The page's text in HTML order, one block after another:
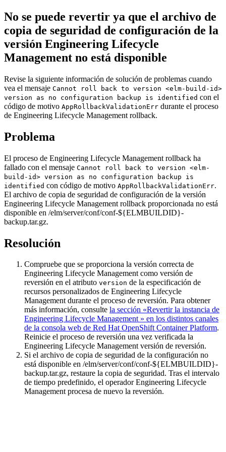
No se puede revertir ya que el archivo de
copia de seguridad de configuración de la
versión Engineering Lifecycle
Management no está disponible
Revise la siguiente información de solución de problemas cuando
vea el mensaje Cannot roll back to version <elm-build-id>
version as no configuration backup is identified con el
código de motivo AppRollbackValidationErr durante el proceso
de Engineering Lifecycle Management rollback.
Problema
El proceso de Engineering Lifecycle Management rollback ha
fallado con el mensaje Cannot roll back to version <elm-
build-id> version as no configuration backup is
identified con código de motivo AppRollbackValidationErr.
El archivo de copia de seguridad de configuración de la versión
Engineering Lifecycle Management rollback proporcionada no está
disponible en /elm/server/conf/conf-${ELMBUILDID}-
backup.tar.gz.
Resolución
Compruebe que se proporciona la versión correcta de
Engineering Lifecycle Managementcomo versión de
reversión en el atributo version de la especificación de
recursos personalizados de Engineering Lifecycle
Managementdurante el proceso de reversión. Para obtener
más información, consulte la sección «Revertir la instancia de
Engineering Lifecycle Management » en los distintos canales
de la consola web de Red Hat OpenShift Container Platform.
Reinicie el proceso de reversión una vez verificada la
Engineering Lifecycle Managementversión de reversión.
Si el archivo de copia de seguridad de la configuración no
está disponible en /elm/server/conf/conf-${ELMBUILDID}-
backup.tar.gz, restaure la copia de seguridad. Tras el intervalo
de tiempo predefinido, el operadorEngineering Lifecycle
Managementprocesa de nuevo la reversión.